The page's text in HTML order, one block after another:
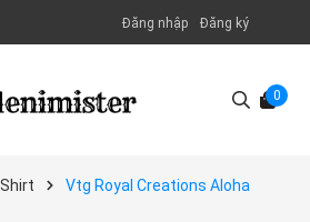
Đăng nhập Đăng ký
0
Vtg Royal Creations Aloha